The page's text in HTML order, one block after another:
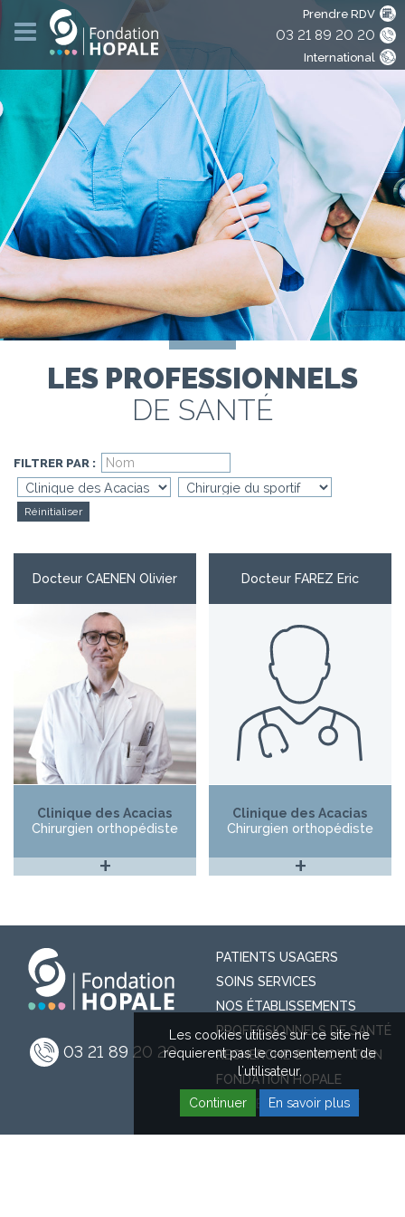
Prendre RDV
03 21 89 20 20
International
LES PROFESSIONNELS
DE SANTÉ
FILTRER PAR :
Réinitialiser
Docteur CAENEN Olivier
Clinique des Acacias
Chirurgien orthopédiste
+
Docteur FAREZ Eric
Clinique des Acacias
Chirurgien orthopédiste
+
03 21 89 20 20
PATIENTS USAGERS
SOINS SERVICES
NOS ÉTABLISSEMENTS
PROFESSIONNELS DE SANTÉ
RECHERCHE & INNOVATION
FONDATION HOPALE
ESPACE RECRUTEMENT
Les cookies utilisés sur ce site ne
requierent pas le consentement de
l'utilisateur.
Continuer En savoir plus